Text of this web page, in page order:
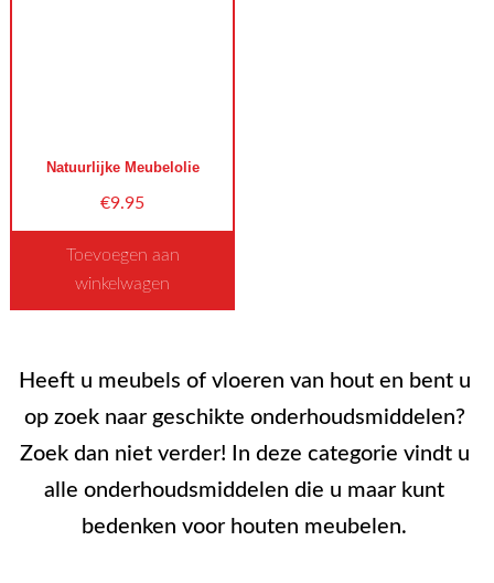
worden
op
productpagina
Natuurlijke Meubelolie
€9.95
Toevoegen aan
winkelwagen
heeft
Deze
optie
kan
Heeft u meubels of vloeren van hout en bent u
op zoek naar geschikte onderhoudsmiddelen?
Zoek dan niet verder! In deze categorie vindt u
alle onderhoudsmiddelen die u maar kunt
bedenken voor houten meubelen.